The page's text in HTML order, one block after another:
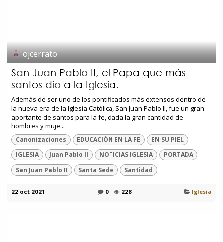
ojcerrato
San Juan Pablo II, el Papa que más
santos dio a la Iglesia.
Además de ser uno de los pontificados más extensos dentro de
la nueva era de la Iglesia Católica, San Juan Pablo II, fue un gran
aportante de santos para la fe, dada la gran cantidad de
hombres y muje...
Canonizaciones EDUCACIÓN EN LA FE
EN SU PIEL
IGLESIA
Juan Pablo II NOTICIAS IGLESIA
PORTADA
San Juan Pablo II
Santa Sede Santidad
22 oct 2021 0 228 Iglesia